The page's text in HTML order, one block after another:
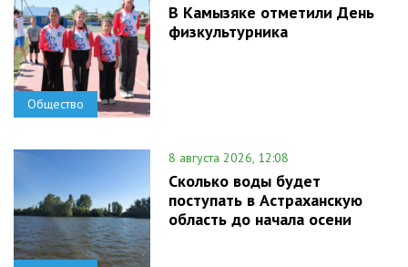
Общество
В Камызяке отметили День
физкультурника
8 августа 2026, 12:08
Сколько воды будет
поступать в Астраханскую
область до начала осени